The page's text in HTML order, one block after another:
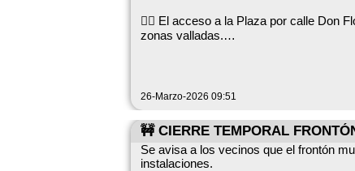
Las personas interesadas pueden
esta tarde.
👉🏼 El acceso a la Plaza por calle Don
zonas valladas.
Desde el Ayuntamiento os
26-Marzo-2026 09:51
🚧 CIERRE TEMPORAL
Se avisa a los vecinos que el frontón
instalaciones.